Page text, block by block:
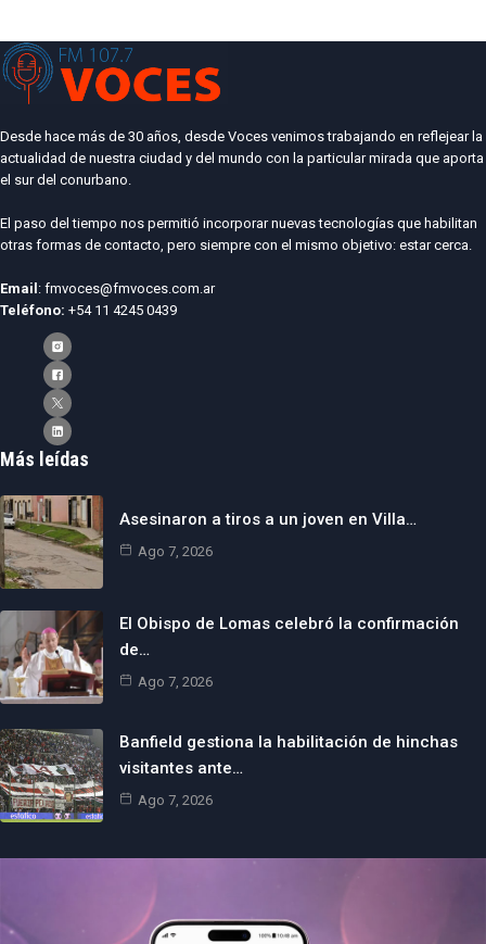
Desde hace más de 30 años, desde Voces venimos trabajando en reflejear la
actualidad de nuestra ciudad y del mundo con la particular mirada que aporta
el sur del conurbano.
El paso del tiempo nos permitió incorporar nuevas tecnologías que habilitan
otras formas de contacto, pero siempre con el mismo objetivo: estar cerca.
Email: fmvoces@fmvoces.com.ar
Teléfono: +54 11 4245 0439
Más leídas
Asesinaron a tiros a un joven en Villa…
Ago 7, 2026
El Obispo de Lomas celebró la confirmación
de…
Ago 7, 2026
Banfield gestiona la habilitación de hinchas
visitantes ante…
Ago 7, 2026